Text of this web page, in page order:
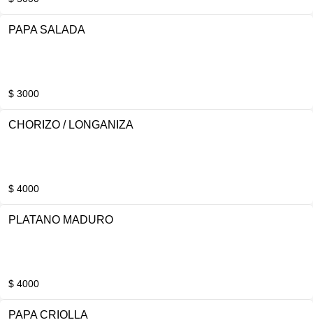
PAPA SALADA
$ 3000
CHORIZO / LONGANIZA
$ 4000
PLATANO MADURO
$ 4000
PAPA CRIOLLA